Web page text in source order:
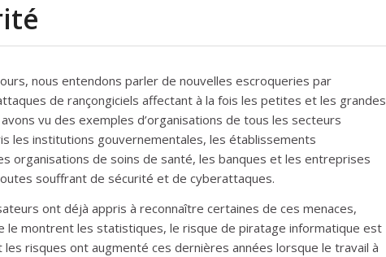
nous entendons parler de nouvelles escroqueries par
de rançongiciels affectant à la fois les petites et les grandes
vu des exemples d’organisations de tous les secteurs
les institutions gouvernementales, les établissements
organisations de soins de santé, les banques et les entreprises
souffrant de sécurité et de cyberattaques.
ont déjà appris à reconnaître certaines de ces menaces,
le montrent les statistiques, le risque de piratage informatique est
risques ont augmenté ces dernières années lorsque le travail à